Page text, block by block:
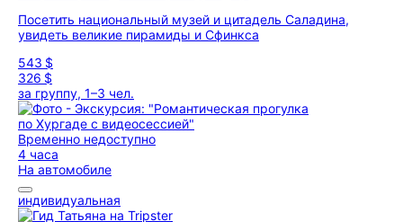
Посетить национальный музей и цитадель Саладина,
увидеть великие пирамиды и Сфинкса
543 $
326 $
за группу, 1–3 чел.
Временно недоступно
4 часа
На автомобиле
индивидуальная